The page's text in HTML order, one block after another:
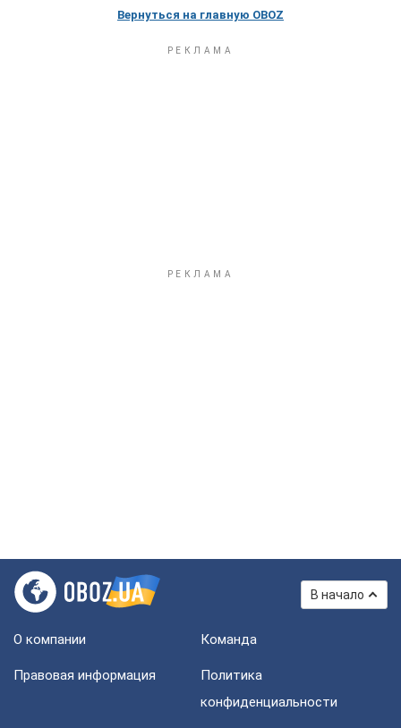
Вернуться на главную OBOZ
В начало
О компании Команда
Правовая информация
Политика
конфиденциальности